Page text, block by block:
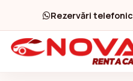
Rezervări